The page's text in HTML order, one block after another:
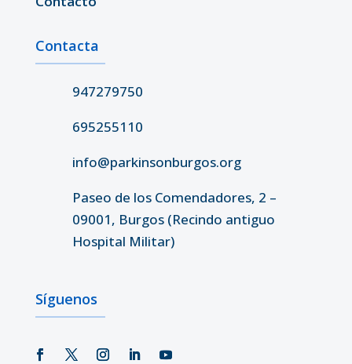
Contacta
947279750
695255110
info@parkinsonburgos.org
Paseo de los Comendadores, 2 –
09001, Burgos (Recindo antiguo
Hospital Militar)
Síguenos